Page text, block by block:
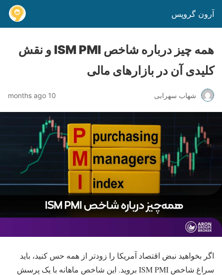
آرون گروپس
همه چیز درباره شاخص ISM PMI و نقش
کلیدی آن در بازارهای مالی
شهاب سهرابی 10 months ago
اگر بخواهید نبض اقتصاد آمریکا را زودتر از همه حس کنید، باید
سراغ شاخص ISM PMI بروید. این شاخص ماهانه با یک پرسش